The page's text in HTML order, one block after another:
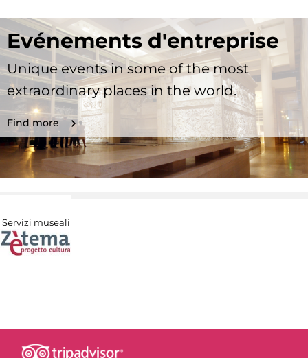
Evénements d'entreprise
Unique events in some of the most
extraordinary places in the world.
Find more
Servizi museali